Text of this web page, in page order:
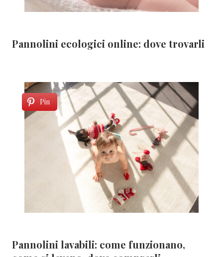
Pannolini ecologici online: dove trovarli
Pin
Pannolini lavabili: come funzionano,